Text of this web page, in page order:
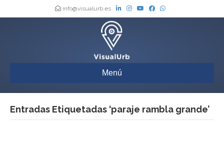
info@visualurb.es
Menú
Entradas Etiquetadas ‘paraje rambla grande’